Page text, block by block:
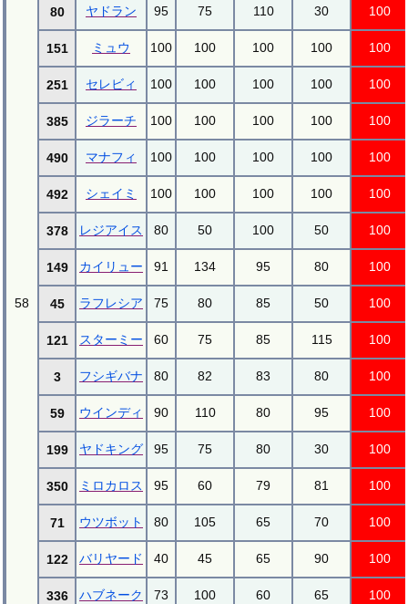
58
80 ヤドラン 95 75 110 30 100
151 ミュウ 100 100 100 100 100
251 セレビィ 100 100 100 100 100
385 ジラーチ 100 100 100 100 100
490 マナフィ 100 100 100 100 100
492 シェイミ 100 100 100 100 100
378 レジアイス 80 50 100 50 100
149 カイリュー 91 134 95 80 100
45 ラフレシア 75 80 85 50 100
121 スターミー 60 75 85 115 100
3 フシギバナ 80 82 83 80 100
59 ウインディ 90 110 80 95 100
199 ヤドキング 95 75 80 30 100
350 ミロカロス 95 60 79 81 100
71 ウツボット 80 105 65 70 100
122 バリヤード 40 45 65 90 100
336 ハブネーク 73 100 60 65 100